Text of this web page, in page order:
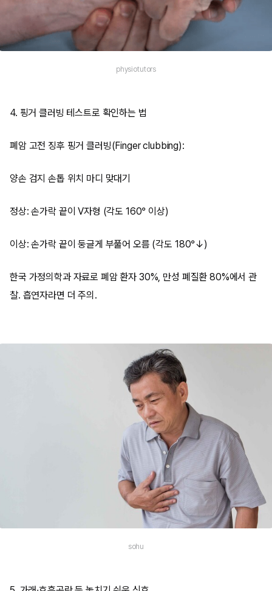
physiotutors
4. 핑거 클러빙 테스트로 확인하는 법
폐암 고전 징후 핑거 클러빙(Finger clubbing):
양손 검지 손톱 위치 마디 맞대기
정상: 손가락 끝이 V자형 (각도 160° 이상)
이상: 손가락 끝이 둥글게 부풀어 오름 (각도 180°↓)
한국 가정의학과 자료로 폐암 환자 30%, 만성 폐질환 80%에서 관
찰. 흡연자라면 더 주의.
sohu